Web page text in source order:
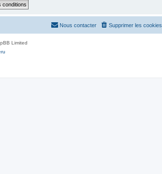
Supprimer les cookies
Nous contacter
Limited